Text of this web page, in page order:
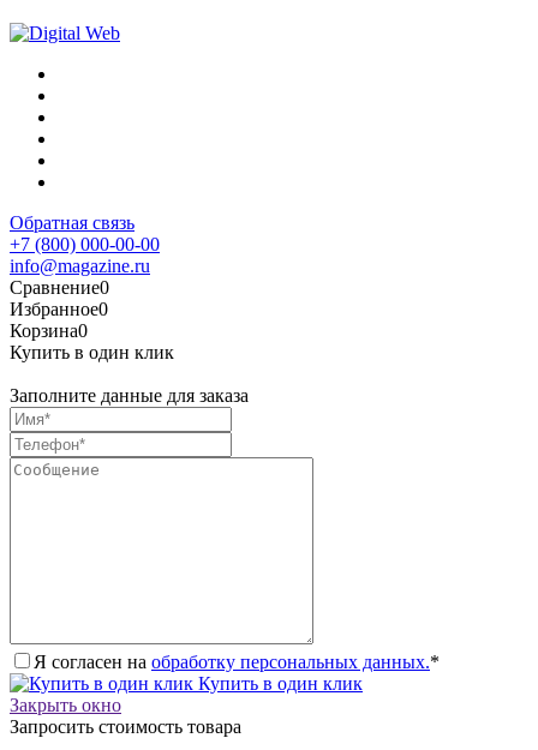
Обратная связь
+7 (800) 000-00-00
info@magazine.ru
Сравнение0
Избранное0
Корзина0
Купить в один клик
Заполните данные для заказа
Я согласен на обработку персональных данных.*
Купить в один клик
Закрыть окно
Запросить стоимость товара